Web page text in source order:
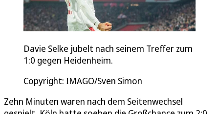
Davie Selke jubelt nach seinem Treffer zum
1:0 gegen Heidenheim.
Copyright: IMAGO/Sven Simon
Zehn Minuten waren nach dem Seitenwechsel